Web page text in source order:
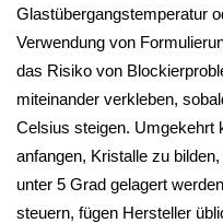
Glastübergangstemperatur
Verwendung von
das Risiko von
miteinander verkleben,
Celsius steigen. Umgekehrt
anfangen, Kristalle zu
unter 5 Grad gelagert
steuern, fügen Hersteller